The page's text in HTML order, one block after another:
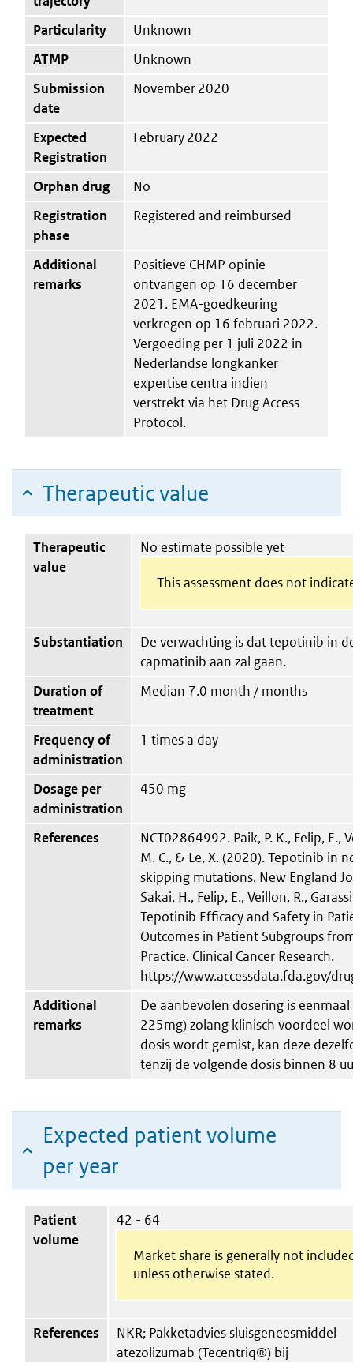
Particularity
Unknown
ATMP
Unknown
Submission
date
November 2020
Expected
Registration
February 2022
Orphan drug
No
Registration
phase
Registered and reimbursed
Additional
remarks
Positieve CHMP opinie
ontvangen op 16 december
2021. EMA-goedkeuring
verkregen op 16 februari 2022.
Vergoeding per 1 juli 2022 in
Nederlandse longkanker
expertise centra indien
verstrekt via het Drug Access
Protocol.
Therapeutic value
Therapeutic
value
No estimate possible yet
This assessment does not
Substantiation
De verwachting is dat tepotinib in
capmatinib aan zal gaan.
Duration of
treatment
Median 7.0 month / months
Frequency of
administration
1 times a day
Dosage per
administration
450 mg
References
NCT02864992. Paik, P. K., Felip, E.,
M. C., & Le, X. (2020). Tepotinib in
skipping mutations. New England
Sakai, H., Felip, E., Veillon, R.,
Tepotinib Efficacy and Safety in
Outcomes in Patient Subgroups
Practice. Clinical Cancer Research.
https://www.accessdata.fda.gov/
Additional
remarks
De aanbevolen dosering is
225mg) zolang klinisch voordeel
dosis wordt gemist, kan deze
tenzij de volgende dosis binnen 8
Expected patient volume
per year
Patient
volume
42 - 64
Market share is generally not
unless otherwise stated.
References
NKR; Pakketadvies sluisgeneesmiddel
atezolizumab (Tecentriq®) bij